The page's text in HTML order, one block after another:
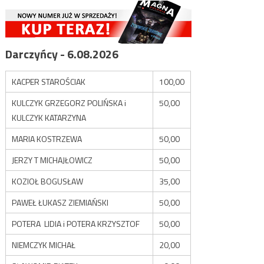
Darczyńcy - 6.08.2026
KACPER STAROŚCIAK
100,00
KULCZYK GRZEGORZ POLIŃSKA i
KULCZYK KATARZYNA
50,00
MARIA KOSTRZEWA
50,00
JERZY T MICHAJŁOWICZ
50,00
KOZIOŁ BOGUSŁAW
35,00
PAWEŁ ŁUKASZ ZIEMIAŃSKI
50,00
POTERA LIDIA i POTERA KRZYSZTOF
50,00
NIEMCZYK MICHAŁ
20,00